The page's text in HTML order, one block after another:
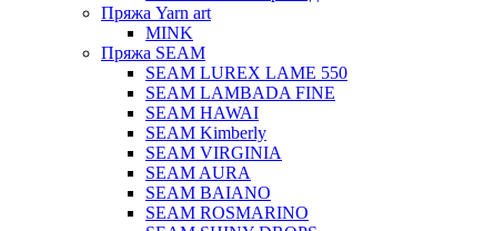
Пряжа Yarn art
MINK
Пряжа SEAM
SEAM LUREX LAME 550
SEAM LAMBADA FINE
SEAM HAWAI
SEAM Kimberly
SEAM VIRGINIA
SEAM AURA
SEAM BAIANO
SEAM ROSMARINO